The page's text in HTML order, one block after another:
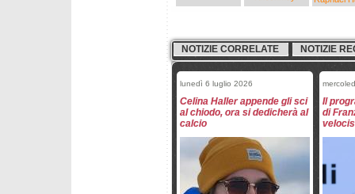
NOTIZIE CORRELATE NOTIZIE
lunedì 6 luglio 2026
Celina Haller appende gli sci
al chiodo, ora si dedicherà al
calcio
Il
di